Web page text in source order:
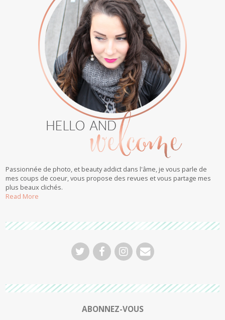
Passionnée de photo, et beauty addict dans l'âme, je vous parle de
mes coups de coeur, vous propose des revues et vous partage mes
plus beaux clichés.
Read More
ABONNEZ-VOUS